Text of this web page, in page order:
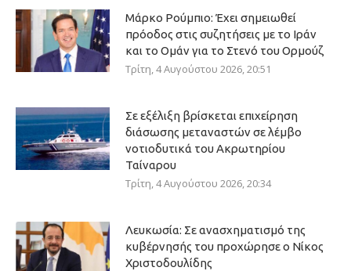
Μάρκο Ρούμπιο: Έχει σημειωθεί
πρόοδος στις συζητήσεις με το Ιράν
και το Ομάν για το Στενό του Ορμούζ
Τρίτη, 4 Αυγούστου 2026, 20:51
Σε εξέλιξη βρίσκεται επιχείρηση
διάσωσης μεταναστών σε λέμβο
νοτιοδυτικά του Ακρωτηρίου
Ταίναρου
Τρίτη, 4 Αυγούστου 2026, 20:34
Λευκωσία: Σε ανασχηματισμό της
κυβέρνησής του προχώρησε ο Νίκος
Χριστοδουλίδης